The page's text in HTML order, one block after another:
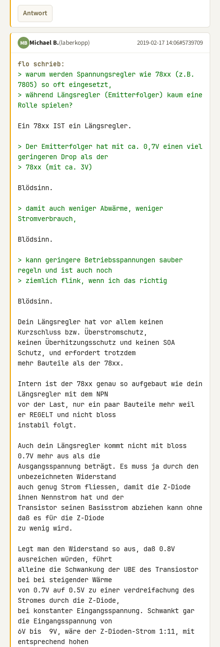
Antwort
MB Michael B.(laberkopp) 2019-02-17 14:06#5739709
flo schrieb:
> warum werden Spannungsregler wie 78xx (z.B.
7805) so oft eingesetzt,
> während Längsregler (Emitterfolger) kaum eine
Rolle spielen?
Ein 78xx IST ein Längsregler.
> Der Emitterfolger hat mit ca. 0,7V einen viel
geringeren Drop als der
> 78xx (mit ca. 3V)
Blödsinn.
> damit auch weniger Abwärme, weniger
Stromverbrauch,
Blödsinn.
> kann geringere Betriebsspannungen sauber
regeln und ist auch noch
> ziemlich flink, wenn ich das richtig
Blödsinn.
Dein Längsregler hat vor allem keinen
Kurzschluss bzw. Überstromschutz,
keinen Überhitzungsschutz und keinen SOA
Schutz, und erfordert trotzdem
mehr Bauteile als der 78xx.
Intern ist der 78xx genau so aufgebaut wie dein
Längsregler mit dem NPN
vor der Last, nur ein paar Bauteile mehr weil
er REGELT und nicht bloss
instabil folgt.
Auch dein Längsregler kommt nicht mit bloss
0.7V mehr aus als die
Ausgangsspannung beträgt. Es muss ja durch den
unbezeichneten Widerstand
auch genug Strom fliessen, damit die Z-Diode
ihnen Nennstrom hat und der
Transistor seinen Basisstrom abziehen kann ohne
daß es für die Z-Diode
zu wenig wird.
Legt man den Widerstand so aus, daß 0.8V
ausreichen würden, führt
alleine die Schwankung der UBE des Transiostor
bei bei steigender Wärme
von 0.7V auf 0.5V zu einer verdreifachung des
Stromes durch die Z-Diode,
bei konstanter Eingangsspannung. Schwankt gar
die Eingangsspannung von
6V bis  9V, wäre der Z-Dioden-Strom 1:11, mit
entsprechend hohen